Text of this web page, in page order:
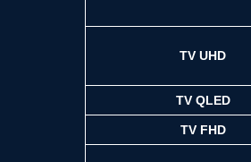
TV UHD
TV QLED
TV FHD